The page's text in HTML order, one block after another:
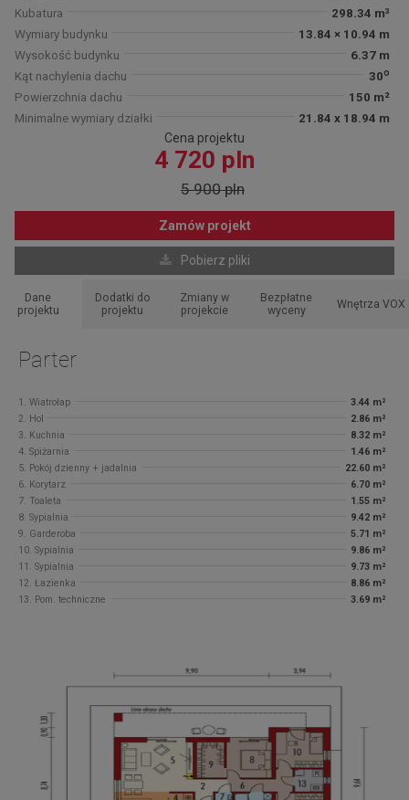
Kubatura
298.34 m³
Wymiary budynku
13.84 × 10.94 m
Wysokość budynku
6.37 m
Kąt nachylenia dachu
30o
Powierzchnia dachu
150 m²
Minimalne wymiary działki
21.84 x 18.94 m
Cena projektu
4 720 pln
5 900 pln
Zamów projekt
Pobierz pliki
Dane
projektu
Dodatki do
projektu
Zmiany w
projekcie
Bezpłatne
wyceny
Wnętrza VOX
Parter
1. Wiatrołap
3.44 m²
2. Hol
2.86 m²
3. Kuchnia
8.32 m²
4. Spiżarnia
1.46 m²
5. Pokój dzienny + jadalnia
22.60 m²
6. Korytarz
6.70 m²
7. Toaleta
1.55 m²
8. Sypialnia
9.42 m²
9. Garderoba
5.71 m²
10. Sypialnia
9.86 m²
11. Sypialnia
9.73 m²
12. Łazienka
8.86 m²
13. Pom. techniczne
3.69 m²